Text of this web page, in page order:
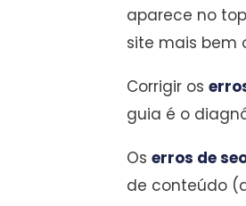
aparece no
site mais bem
Corrigir os
guia é o
Os erros de
de conteúdo